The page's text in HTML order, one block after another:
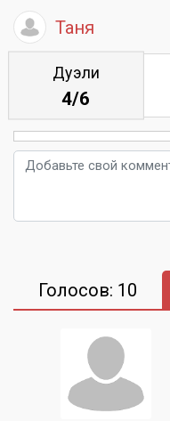
Таня
Дуэли
4/6
Голосов: 10